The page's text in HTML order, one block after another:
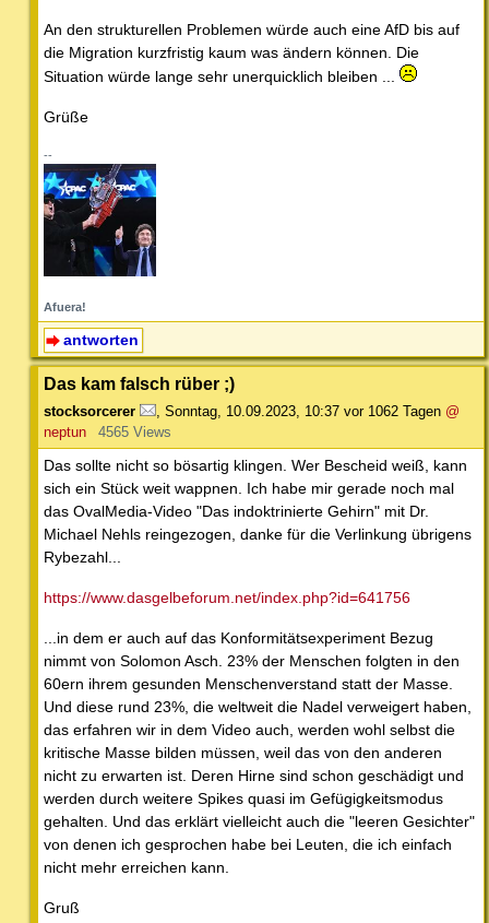
An den strukturellen Problemen würde auch eine AfD bis auf
die Migration kurzfristig kaum was ändern können. Die
Situation würde lange sehr unerquicklich bleiben ...
Grüße
--
Afuera!
antworten
Das kam falsch rüber ;)
stocksorcerer Sonntag, 10.09.2023, 10:37 vor 1062 Tagen @
neptun
4565 Views
Das sollte nicht so bösartig klingen. Wer Bescheid weiß, kann
sich ein Stück weit wappnen. Ich habe mir gerade noch mal
das OvalMedia-Video "Das indoktrinierte Gehirn" mit Dr.
Michael Nehls reingezogen, danke für die Verlinkung übrigens
Rybezahl...
https://www.dasgelbeforum.net/index.php?id=641756
...in dem er auch auf das Konformitätsexperiment Bezug
nimmt von Solomon Asch. 23% der Menschen folgten in den
60ern ihrem gesunden Menschenverstand statt der Masse.
Und diese rund 23%, die weltweit die Nadel verweigert haben,
das erfahren wir in dem Video auch, werden wohl selbst die
kritische Masse bilden müssen, weil das von den anderen
nicht zu erwarten ist. Deren Hirne sind schon geschädigt und
werden durch weitere Spikes quasi im Gefügigkeitsmodus
gehalten. Und das erklärt vielleicht auch die "leeren Gesichter"
von denen ich gesprochen habe bei Leuten, die ich einfach
nicht mehr erreichen kann.
Gruß